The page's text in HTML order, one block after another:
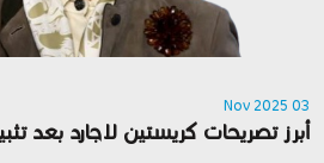
03 Nov 2025
أبرز تصريحات كريستين لاجارد بعد